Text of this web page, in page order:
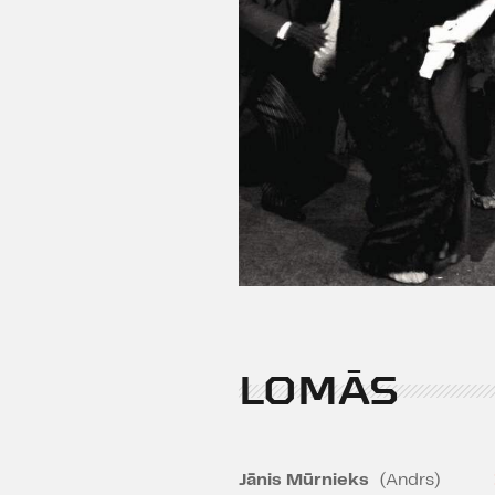
LOMĀS
Jānis Mūrnieks
(Andrs)